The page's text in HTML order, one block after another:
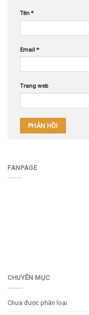
Tên *
Email *
Trang web
FANPAGE
CHUYÊN MỤC
Chưa được phân loại